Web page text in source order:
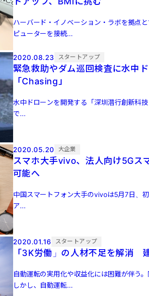
ハーバード・イノベーション・ラボを拠点
ピューターを接続...
2020.08.23 スタートアップ
緊急救助やダム巡回検査に水中
「Chasing」
水中ドローンを開発する「深圳潜行創新科
で...
2020.05.20 大企業
スマホ大手vivo、法人向け5G
可能へ
中国スマートフォン大手のvivoは5月7日、
ア...
2020.01.16 スタートアップ
「3K労働」の人材不足を解消
自動運転の実用化や収益化には困難が伴う
しかし、自動運転...